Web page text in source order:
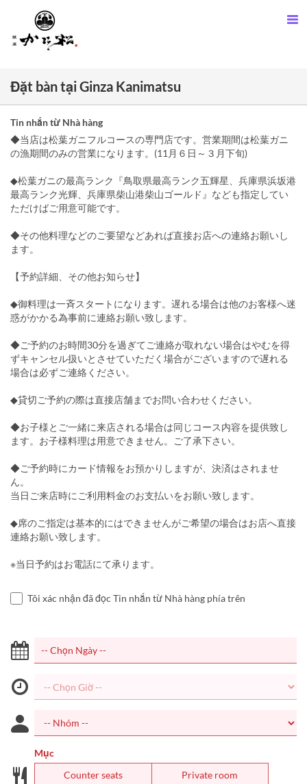
Đặt bàn tại Ginza Kanimatsu
Tin nhắn từ Nhà hàng
◆当店は松葉ガニフルコースの専門店です。営業期間は松葉ガニ
の漁期間のみの営業になります。(11月６日～３月下旬)
◆松葉ガニの最高ランク『鳥取県最高ランク五輝星、兵庫県浜坂港
最高ランク光輝、兵庫県柴山港柴山ゴールド』なども指定してい
ただけばご用意可能です。
◆その他料理などのご要望などあれば直接お店への連絡お願いし
ます。
【予約詳細、その他お知らせ】
◆御料理は一斉スタートになります。遅れる場合は他のお客様へ迷
惑がかかる為事前に連絡お願い致します。
◆ご予約のお時間30分を過ぎてご連絡が取れない場合はやむを得
ずキャンセル扱いとさせていただく場合がございますので遅れる
場合は必ずご連絡ください。
◆貸切ご予約の際は直接店舗までお問い合わせください。
◆お子様とご一緒に来店される場合は同じコース内容を提供致し
ます。お子様料理は用意できません。ご了承下さい。
◆ご予約時にカード情報をお預かりしますが、決済はされませ
ん。
当日ご来店時にご利用料金のお支払いをお願い致します。
◆席のご指定は基本的にはできませんがご希望の場合はお店へ直接
連絡お願い致します。
※当日予約はお電話にて承ります。
Tôi xác nhận đã đọc Tin nhắn từ Nhà hàng phía trên
Mục
Counter seats
Private room